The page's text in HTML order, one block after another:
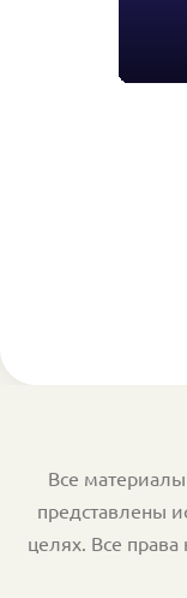
Все
представлены
целях. Все